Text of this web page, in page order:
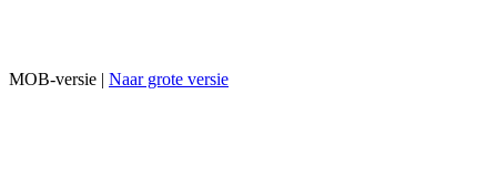
MOB-versie | Naar grote versie